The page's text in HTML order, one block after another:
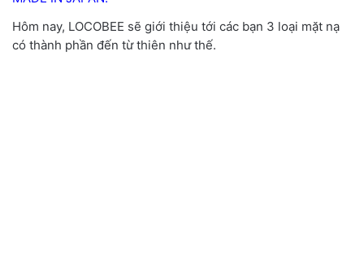
Hôm nay, LOCOBEE sẽ giới thiệu tới các bạn 3 loại mặt nạ
có thành phần đến từ thiên như thế.